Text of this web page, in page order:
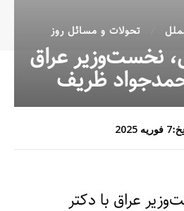
تحولات و مسائل روز
نخست‌وزیر عراق
ظریف
7 فوریه 2025
عراق با دکتر